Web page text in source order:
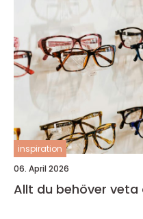
inspiration
06. April 2026
Allt du behöver veta